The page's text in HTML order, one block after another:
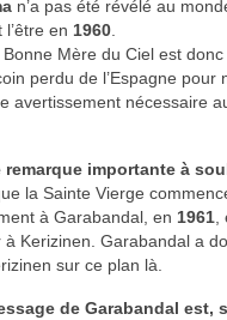
n’a pas été révélé au
l’être en 1960
Bonne Mère du Ciel est
perdu de l’Espagne pour
avertissement nécessaire
remarque importante à
la Sainte Vierge
à Garabandal, en 1961
à Kerizinen. Garabandal a
sur ce plan là.
de Garabandal est,